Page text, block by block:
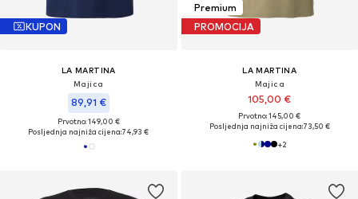
KUPON
LA MARTINA
Majica
89,91 €
Prvotno: 149,00 €
Posljednja najniža cijena:74,93 €
Premium
PROMOCIJA
LA MARTINA
Majica
105,00 €
Prvotno: 145,00 €
Posljednja najniža cijena:73,50 €
+2